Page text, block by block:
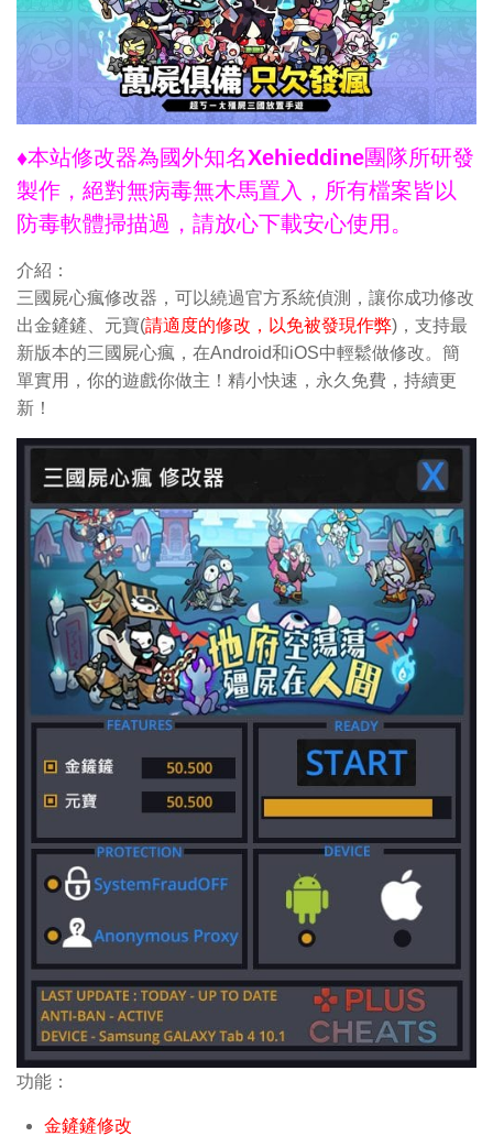
♦本站修改器為國外知名Xehieddine團隊所研發
製作，絕對無病毒無木馬置入，所有檔案皆以
防毒軟體掃描過，請放心下載安心使用。
介紹：
三國屍心瘋修改器，可以繞過官方系統偵測，讓你成功修改
出金鏟鏟、元寶(請適度的修改，以免被發現作弊)，支持最
新版本的三國屍心瘋，在Android和iOS中輕鬆做修改。簡
單實用，你的遊戲你做主！精小快速，永久免費，持續更
新！
功能：
金鏟鏟修改